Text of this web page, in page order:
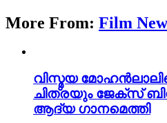
More From: Film
വിസ്മയ
ചിത്രയും ജേക്സ്
ആദ്യ ഗാനമെത്തി